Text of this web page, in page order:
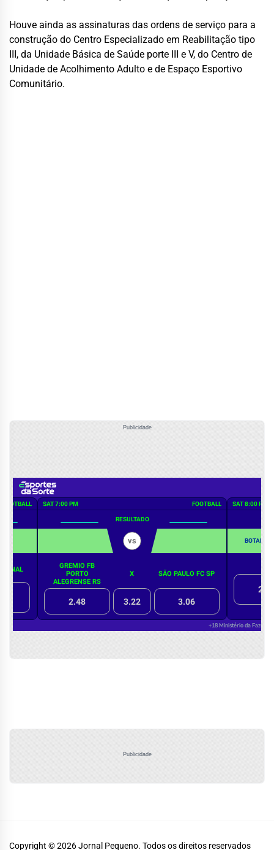
Houve ainda as assinaturas das ordens de serviço para a
construção do Centro Especializado em Reabilitação tipo
III, da Unidade Básica de Saúde porte III e V, do Centro de
Unidade de Acolhimento Adulto e de Espaço Esportivo
Comunitário.
Publicidade
Publicidade
Copyright © 2026Jornal Pequeno. Todos os direitos reservados